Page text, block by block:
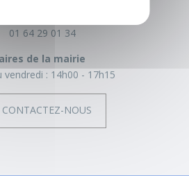
01 64 29 01 34
de la mairie
vendredi : 14h00 - 17h15
CONTACTEZ-NOUS